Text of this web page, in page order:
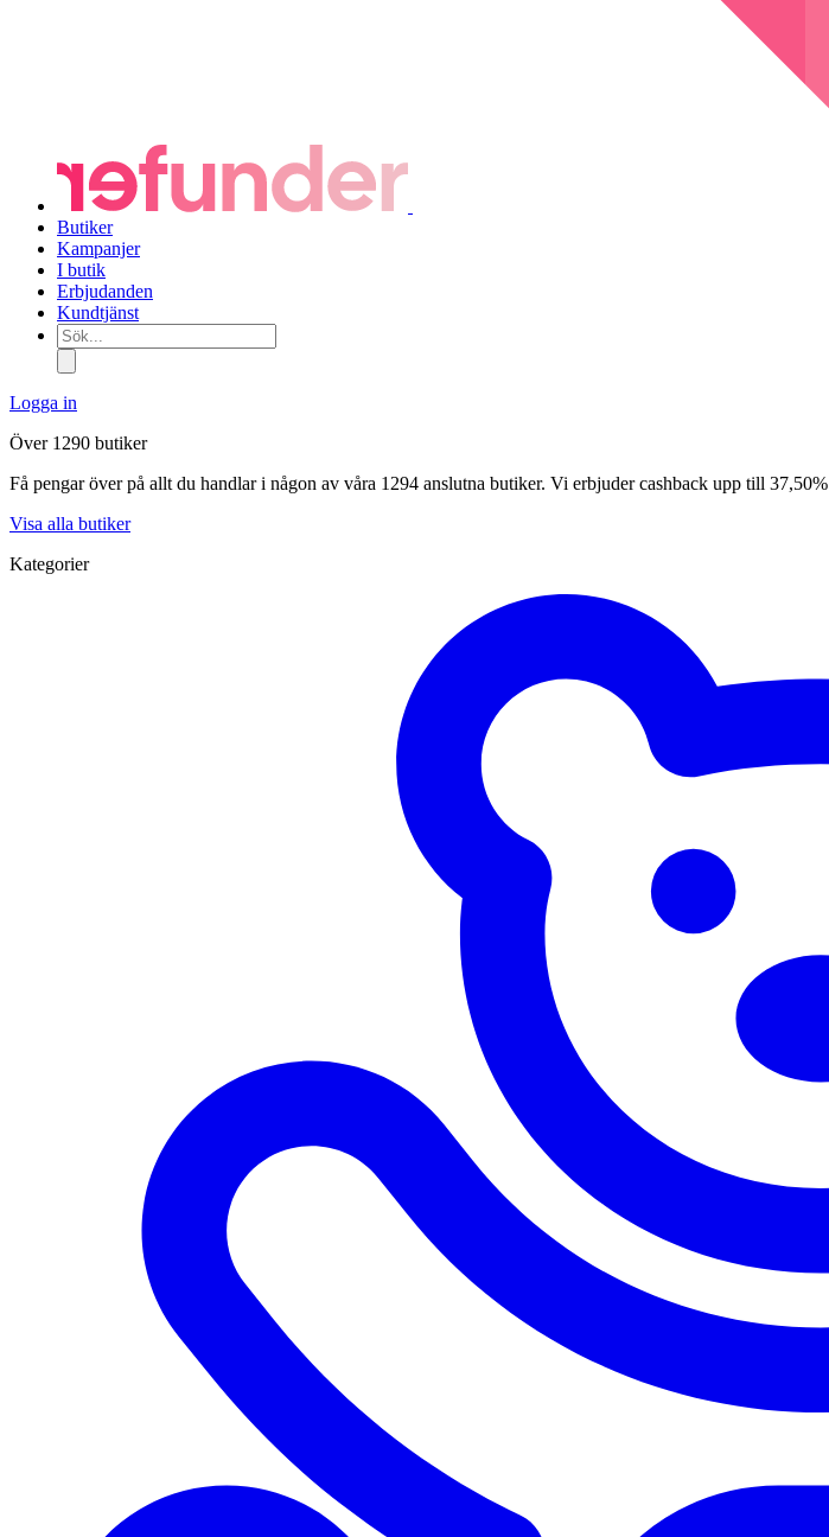
Butiker
Kampanjer
I butik
Erbjudanden
Kundtjänst
Sök...
Logga in
Över 1290 butiker
Få pengar över på allt du handlar i någon av våra 1294 anslutna butiker. Vi erbjuder cashback upp till 37,50%
Visa alla butiker
Kategorier